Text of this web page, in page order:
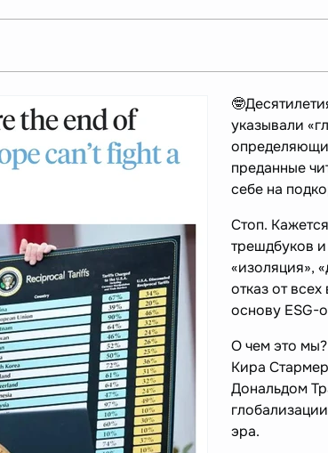
указывали
преданные
себе на
Стоп.
трешдбуков
«изоляция»,
отказ от
основу ESG-
О чем это
Кира
Дональдом
эра.